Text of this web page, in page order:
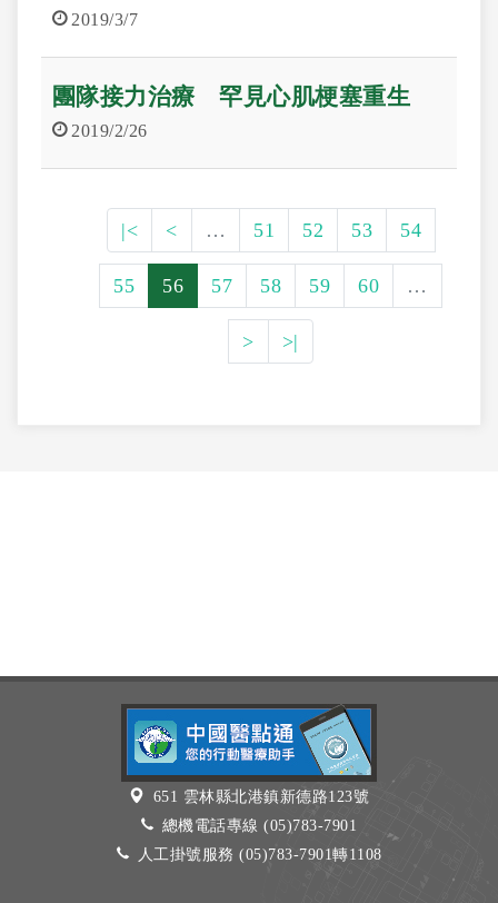
2019/3/7
團隊接力治療 罕見心肌梗塞重生
2019/2/26
|< < … 51 52 53 54
55 56 57 58 59 60 …
> >|
651 雲林縣北港鎮新德路123號
總機電話專線 (05)783-7901
人工掛號服務 (05)783-7901轉1108